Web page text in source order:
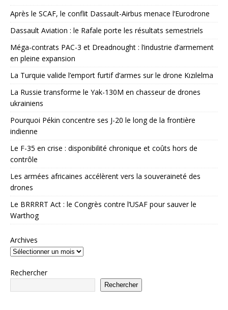
Après le SCAF, le conflit Dassault-Airbus menace l’Eurodrone
Dassault Aviation : le Rafale porte les résultats semestriels
Méga-contrats PAC-3 et Dreadnought : l’industrie d’armement
en pleine expansion
La Turquie valide l’emport furtif d’armes sur le drone Kızılelma
La Russie transforme le Yak-130M en chasseur de drones
ukrainiens
Pourquoi Pékin concentre ses J-20 le long de la frontière
indienne
Le F-35 en crise : disponibilité chronique et coûts hors de
contrôle
Les armées africaines accélèrent vers la souveraineté des
drones
Le BRRRRT Act : le Congrès contre l’USAF pour sauver le
Warthog
Archives
Rechercher
Rechercher